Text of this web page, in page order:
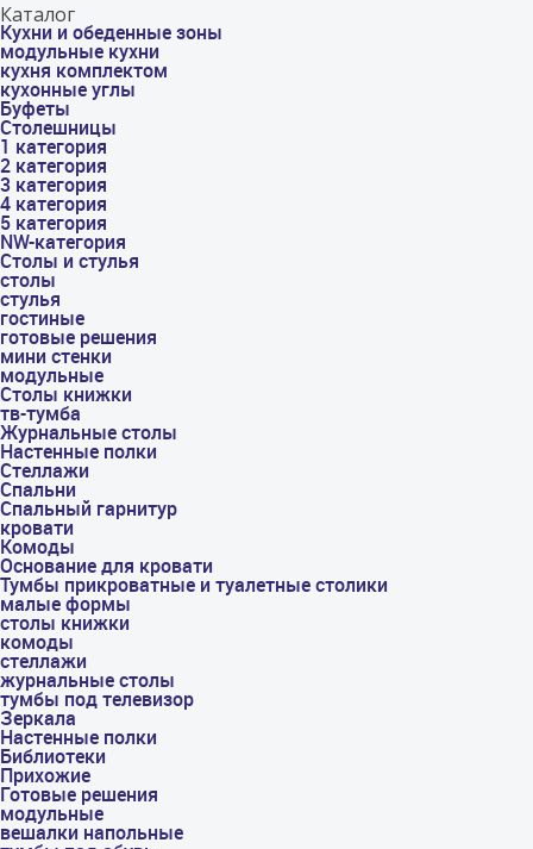
Каталог
Кухни и обеденные зоны
модульные кухни
кухня комплектом
кухонные углы
Буфеты
Столешницы
1 категория
2 категория
3 категория
4 категория
5 категория
NW-категория
Столы и стулья
столы
стулья
гостиные
готовые решения
мини стенки
модульные
Столы книжки
тв-тумба
Журнальные столы
Настенные полки
Стеллажи
Спальни
Спальный гарнитур
кровати
Комоды
Основание для кровати
Тумбы прикроватные и туалетные столики
малые формы
столы книжки
комоды
стеллажи
журнальные столы
тумбы под телевизор
Зеркала
Настенные полки
Библиотеки
Прихожие
Готовые решения
модульные
вешалки напольные